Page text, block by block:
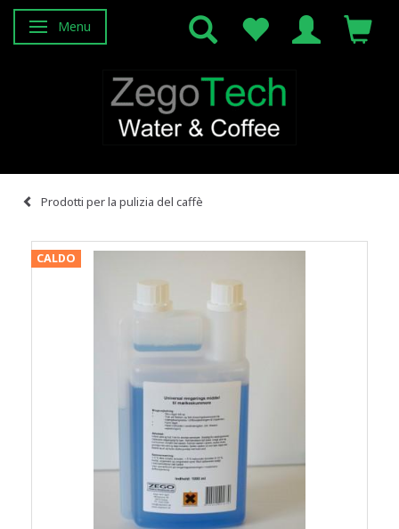
Attiva/disattiva navigazione
Menu
Prodotti per la pulizia del caffè
CALDO